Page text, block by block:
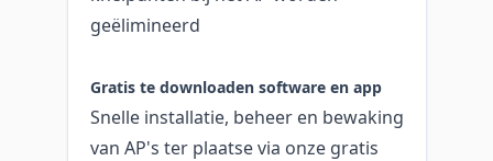
geëlimineerd
Gratis te downloaden software en app
Snelle installatie, beheer en bewaking
van AP's ter plaatse via onze gratis